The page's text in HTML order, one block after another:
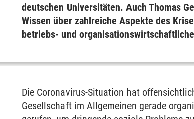
deutschen Universitäten. Auch Thomas
Wissen über zahlreiche Aspekte des
betriebs- und
Die Coronavirus-Situation hat
Gesellschaft im Allgemeinen gerade